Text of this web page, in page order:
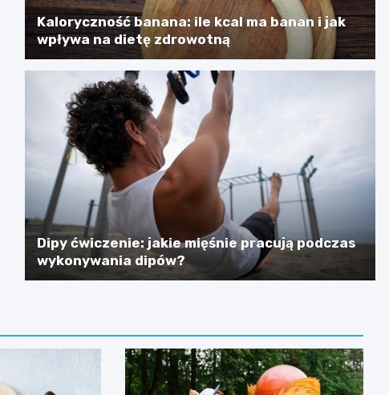
Kaloryczność banana: ile kcal ma banan i jak
wpływa na dietę zdrowotną
Dipy ćwiczenie: jakie mięśnie pracują podczas
wykonywania dipów?